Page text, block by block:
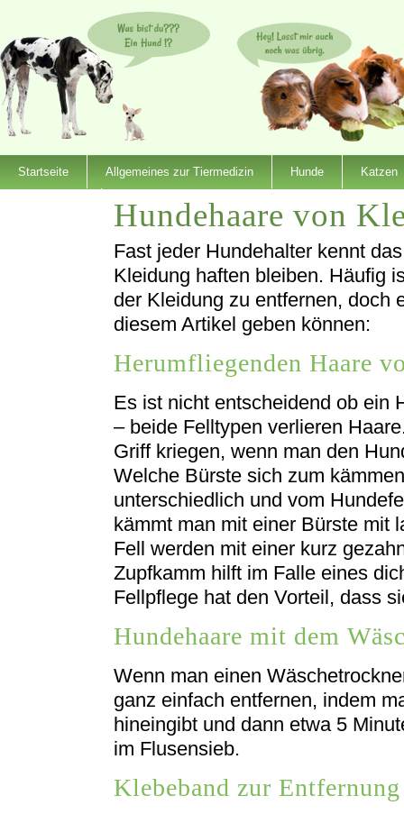
Startseite Allgemeines zur Tiermedizin Hunde Katzen
Hundehaare von
Fast jeder Hundehalter kennt
Kleidung haften bleiben. Häufig
der Kleidung zu entfernen, doch
diesem Artikel geben können:
Herumfliegenden Haare
Es ist nicht entscheidend ob ein
– beide Felltypen verlieren
Griff kriegen, wenn man den
Welche Bürste sich zum
unterschiedlich und vom
kämmt man mit einer Bürste mit
Fell werden mit einer kurz
Zupfkamm hilft im Falle eines
Fellpflege hat den Vorteil, dass
Hundehaare mit dem
Wenn man einen
ganz einfach entfernen, indem
hineingibt und dann etwa 5
im Flusensieb.
Klebeband zur